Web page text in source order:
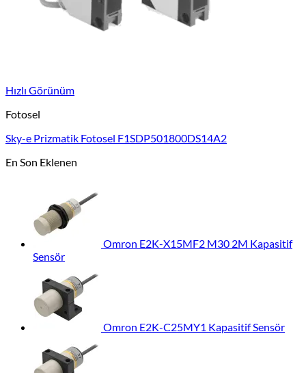
Hızlı Görünüm
Fotosel
Sky-e Prizmatik Fotosel F1SDP501800DS14A2
En Son Eklenen
Omron E2K-X15MF2 M30 2M Kapasitif
Sensör
Omron E2K-C25MY1 Kapasitif Sensör